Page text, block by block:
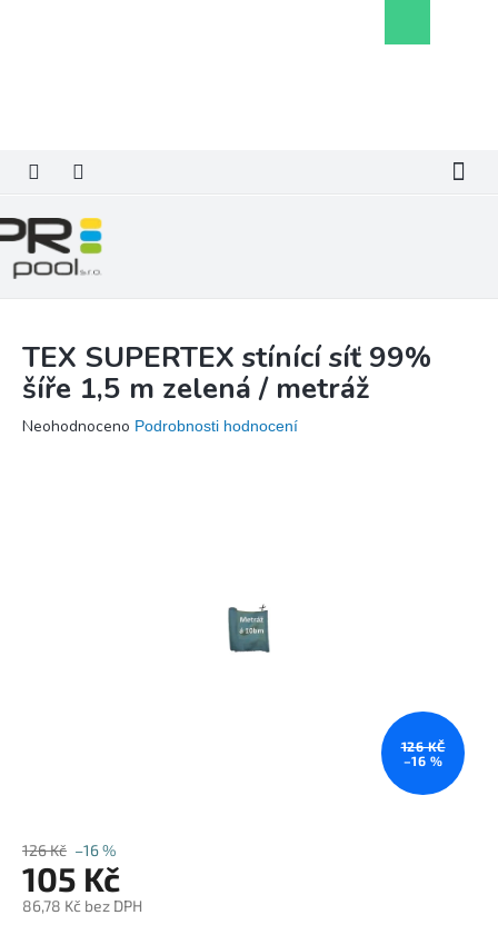
košík
TEX SUPERTEX stínící síť 99%
šíře 1,5 m zelená / metráž
Průměrné
Neohodnoceno Podrobnosti hodnocení
126 KČ
–16 %
126 Kč –16 %
105 Kč
86,78 Kč bez DPH